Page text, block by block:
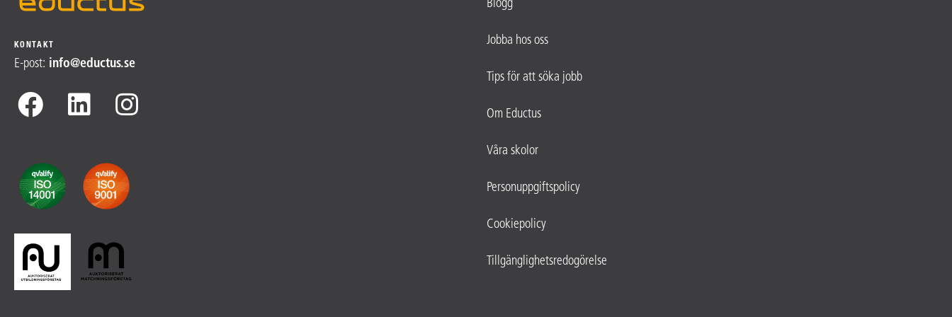
KONTAKT
E-post: info@​eductus.se
Blogg
Jobba hos oss
Tips för att söka jobb
Om Eductus
Våra skolor
Personuppgiftspolicy
Cookiepolicy
Tillgänglighetsredogörelse